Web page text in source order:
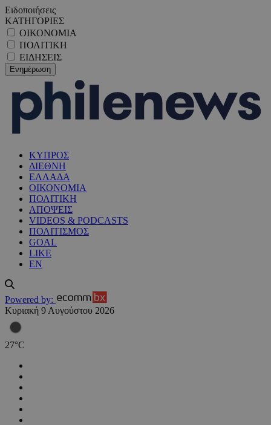
Ειδοποιήσεις
ΚΑΤΗΓΟΡΙΕΣ
ΟΙΚΟΝΟΜΙΑ
ΠΟΛΙΤΙΚΗ
ΕΙΔΗΣΕΙΣ
ΚΥΠΡΟΣ
ΔΙΕΘΝΗ
ΕΛΛΑΔΑ
ΟΙΚΟΝΟΜΙΑ
ΠΟΛΙΤΙΚΗ
ΑΠΟΨΕΙΣ
VIDEOS & PODCASTS
ΠΟΛΙΤΙΣΜΟΣ
GOAL
LIKE
EN
Powered by:
Κυριακή 9 Αυγούστου 2026
27°C